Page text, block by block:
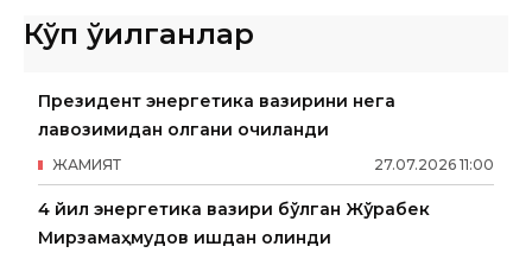
Кўп ўқилганлар
Президент энергетика вазирини нега
лавозимидан олгани очиқланди
27.07.2026 11:00
ЖАМИЯТ
4 йил энергетика вазири бўлган Жўрабек
Мирзамаҳмудов ишдан олинди